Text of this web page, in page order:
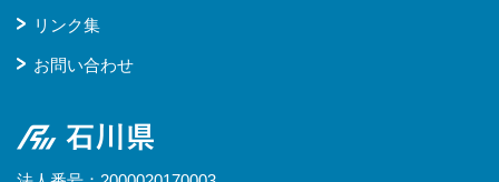
リンク集
お問い合わせ
石川県